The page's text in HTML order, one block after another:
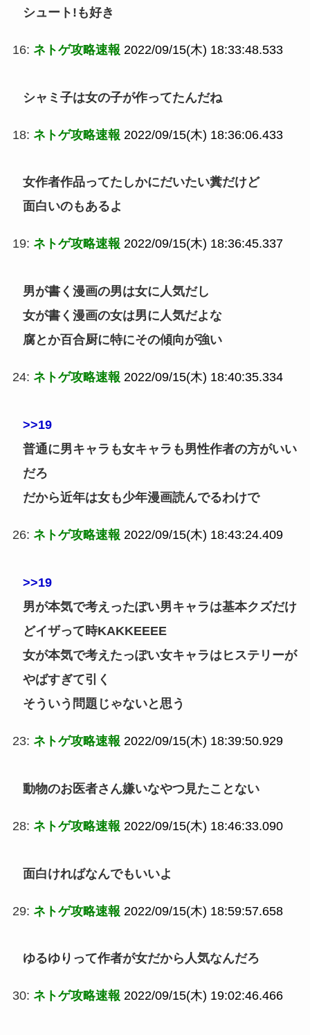
シュート!も好き
16: ネトゲ攻略速報 2022/09/15(木) 18:33:48.533
シャミ子は女の子が作ってたんだね
18: ネトゲ攻略速報 2022/09/15(木) 18:36:06.433
女作者作品ってたしかにだいたい糞だけど
面白いのもあるよ
19: ネトゲ攻略速報 2022/09/15(木) 18:36:45.337
男が書く漫画の男は女に人気だし
女が書く漫画の女は男に人気だよな
腐とか百合厨に特にその傾向が強い
24: ネトゲ攻略速報 2022/09/15(木) 18:40:35.334
>>19
普通に男キャラも女キャラも男性作者の方がいい
だろ
だから近年は女も少年漫画読んでるわけで
26: ネトゲ攻略速報 2022/09/15(木) 18:43:24.409
>>19
男が本気で考えったぽい男キャラは基本クズだけ
どイザって時KAKKEEEE
女が本気で考えたっぽい女キャラはヒステリーが
やばすぎて引く
そういう問題じゃないと思う
23: ネトゲ攻略速報 2022/09/15(木) 18:39:50.929
動物のお医者さん嫌いなやつ見たことない
28: ネトゲ攻略速報 2022/09/15(木) 18:46:33.090
面白ければなんでもいいよ
29: ネトゲ攻略速報 2022/09/15(木) 18:59:57.658
ゆるゆりって作者が女だから人気なんだろ
30: ネトゲ攻略速報 2022/09/15(木) 19:02:46.466